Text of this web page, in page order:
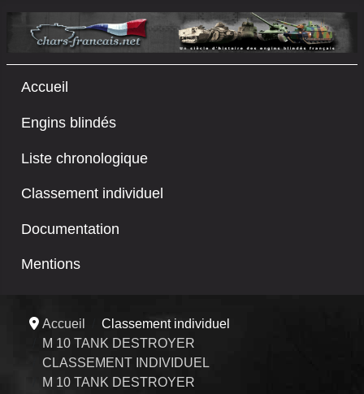
Accueil
Engins blindés
Liste chronologique
Classement individuel
Documentation
Mentions
Accueil
Classement individuel
M 10 TANK DESTROYER
CLASSEMENT INDIVIDUEL
M 10 TANK DESTROYER